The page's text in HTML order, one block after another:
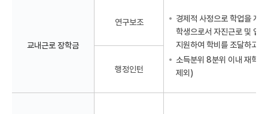
교내근로 장학금
연구보조
경제적 사정으로 학업을 계
학생으로서 자진근로 및 업
지원하여 학비를 조달하고자
소득분위 8분위 이내 재학
제외)
행정인턴